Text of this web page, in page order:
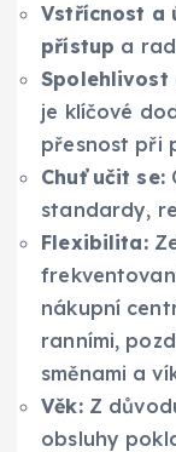
Vstřícnost a
přístup a
Spolehlivost
je klíčové
přesnost při
Chuť učit se:
standardy,
Flexibilita:
nákupní
ranními,
směnami a
Věk:Z
obsluhy